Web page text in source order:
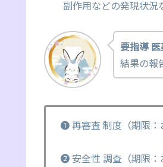
副作用などの発現状況
要指導
結果の報
❶ 再審査 制度（期限：
❷ 安全性 調査（期限：